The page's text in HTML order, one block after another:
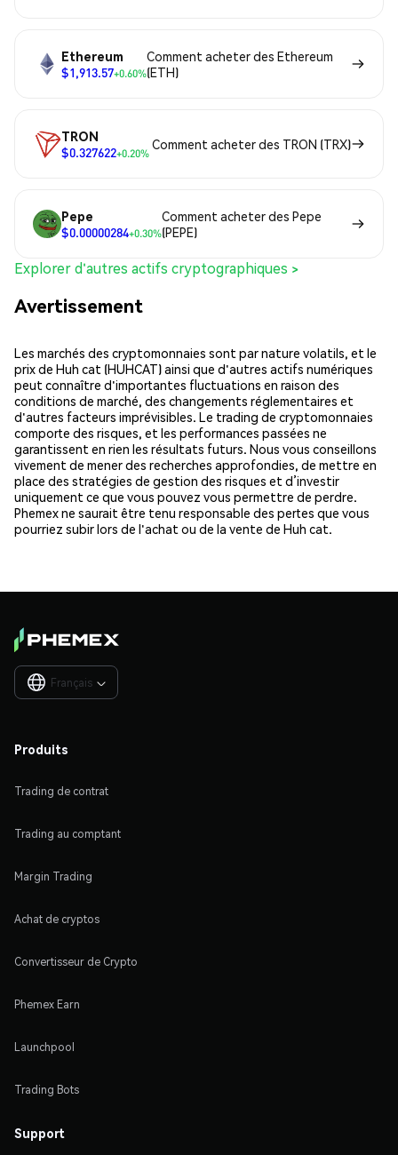
Ethereum
$1,913.57+0.60%
Comment acheter des Ethereum
(ETH)
TRON
$0.327622+0.20%
Comment acheter des TRON (TRX)
Pepe
$0.00000284+0.30%
Comment acheter des Pepe
(PEPE)
Explorer d'autres actifs cryptographiques >
Avertissement
Les marchés des cryptomonnaies sont par nature volatils, et le
prix de Huh cat (HUHCAT) ainsi que d'autres actifs numériques
peut connaître d'importantes fluctuations en raison des
conditions de marché, des changements réglementaires et
d'autres facteurs imprévisibles. Le trading de cryptomonnaies
comporte des risques, et les performances passées ne
garantissent en rien les résultats futurs. Nous vous conseillons
vivement de mener des recherches approfondies, de mettre en
place des stratégies de gestion des risques et d’investir
uniquement ce que vous pouvez vous permettre de perdre.
Phemex ne saurait être tenu responsable des pertes que vous
pourriez subir lors de l'achat ou de la vente de Huh cat.
Français 
Produits
Trading de contrat
Trading au comptant
Margin Trading
Achat de cryptos
Convertisseur de Crypto
Phemex Earn
Launchpool
Trading Bots
Support